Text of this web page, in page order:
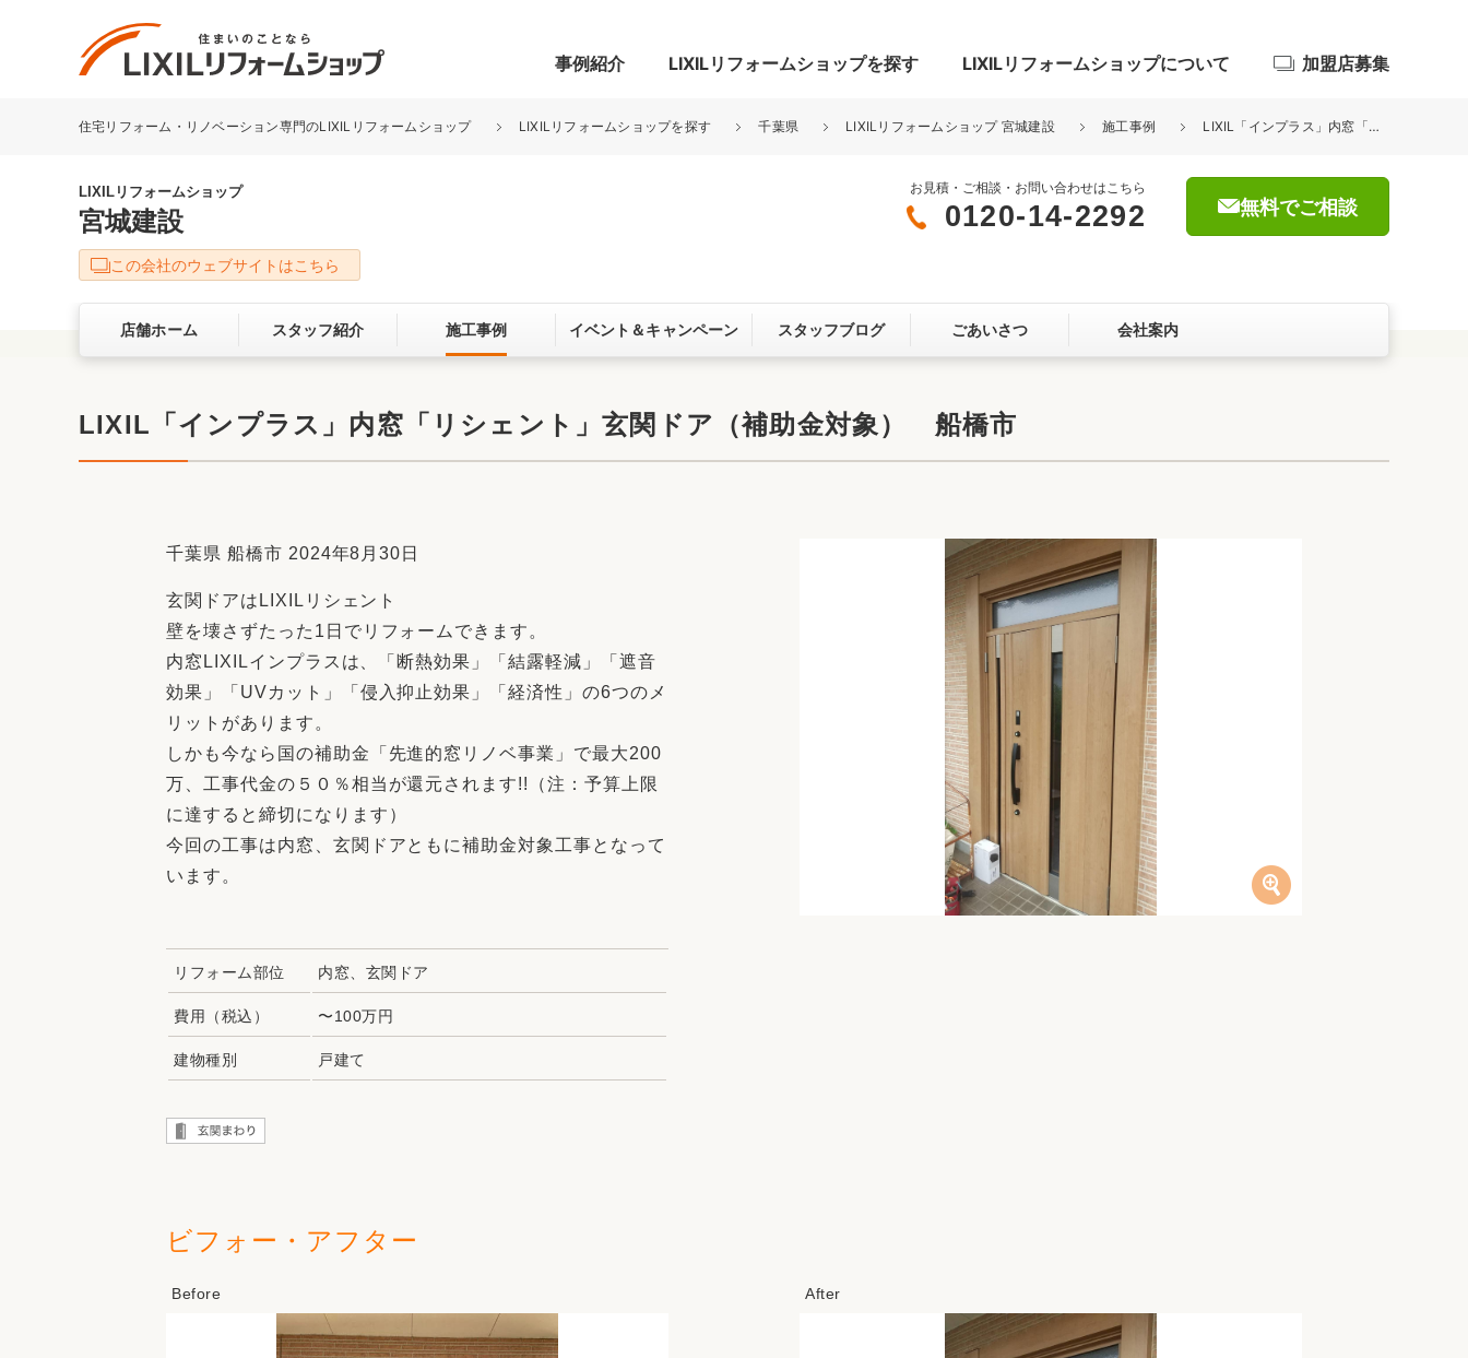
事例紹介
リフォーム事例を探す
キッチン
洗面化粧室 トイレ 玄関まわり 門まわり 屋根・外壁
ベランダ・バルコニー ガーデンスペース カースペース
お客さまの声
LIXILリフォームショップを探す LIXILリフォームショップについて
LIXILリフォームショップについて
サービス向上・品質改善の取り組み お客さま満足度アンケート
ここちいい暮らしをつくる、価値・性能向上
リフォームアクセル
中古物件探しから性能向上リフォームをワン
ストップ
リフォームお役立ち情報
おすすめ情報
加盟店募集
住宅リフォーム・リノベーション専門のLIXILリフォームショップ LIXILリフォームショップを探す 千葉県 LIXILリフォームショップ 宮城建設 施工事例 LIXIL「インプラス」内窓「リシェント」玄関ドア（補助金対象） 船橋市
LIXILリフォームショップ
宮城建設
お見積・ご相談・お問い合わせはこちら
0120-14-2292 無料でご相談
この会社のウェブサイトはこちら
店舗ホーム スタッフ紹介 施工事例 イベント＆キャンペーン スタッフブログ ごあいさつ 会社案内
LIXIL「インプラス」内窓「リシェント」玄関ドア（補助金対象） 船橋市
千葉県 船橋市 2024年8月30日
玄関ドアはLIXILリシェント
壁を壊さずたった1日でリフォームできます。
内窓LIXILインプラスは、「断熱効果」「結露軽減」「遮音
効果」「UVカット」「侵入抑止効果」「経済性」の6つのメ
リットがあります。
しかも今なら国の補助金「先進的窓リノベ事業」で最大200
万、工事代金の５０％相当が還元されます!!（注：予算上限
に達すると締切になります）
今回の工事は内窓、玄関ドアともに補助金対象工事となって
います。
リフォーム部位 内窓、玄関ドア
費用（税込） 〜100万円
建物種別 戸建て
ビフォー・アフター